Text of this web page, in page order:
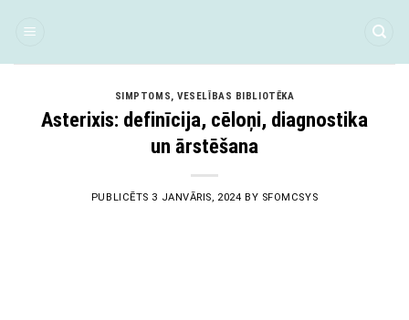
SIMPTOMS,VESELĪBAS BIBLIOTĒKA
Asterixis: definīcija, cēloņi, diagnostika
un ārstēšana
PUBLICĒTS 3 JANVĀRIS, 2024 BY SFOMCSYS